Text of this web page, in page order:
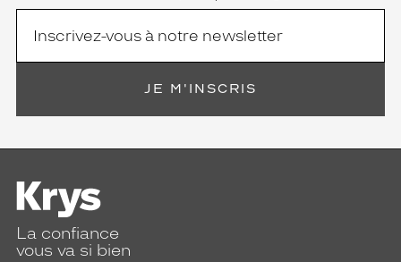
JE M'INSCRIS
La confiance
vous va si bien